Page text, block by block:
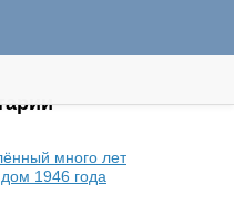
много лет
1946 года